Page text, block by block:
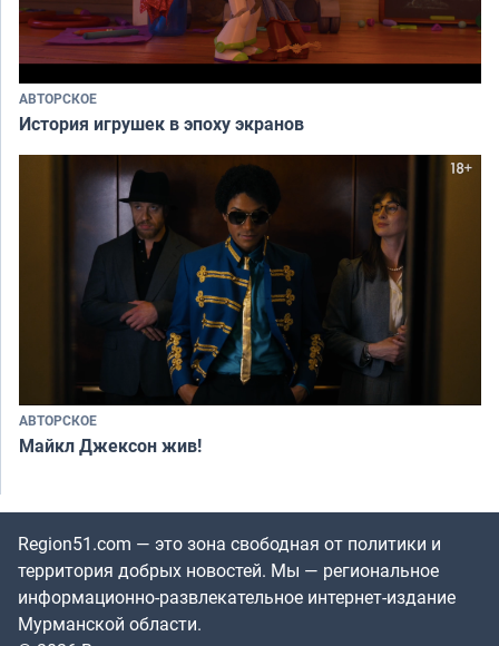
АВТОРСКОЕ
История игрушек в эпоху экранов
АВТОРСКОЕ
Майкл Джексон жив!
Region51.com — это зона свободная от политики и
территория добрых новостей. Мы — региональное
информационно-развлекательное интернет-издание
Мурманской области.